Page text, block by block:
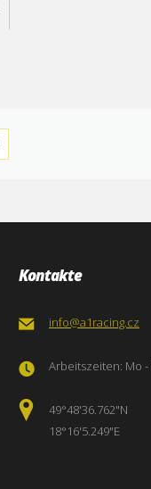
Kontakte
info@a1racing.cz
Arbeitszeiten: Mo -
49°48'36.762"N
18°16'5.249"E